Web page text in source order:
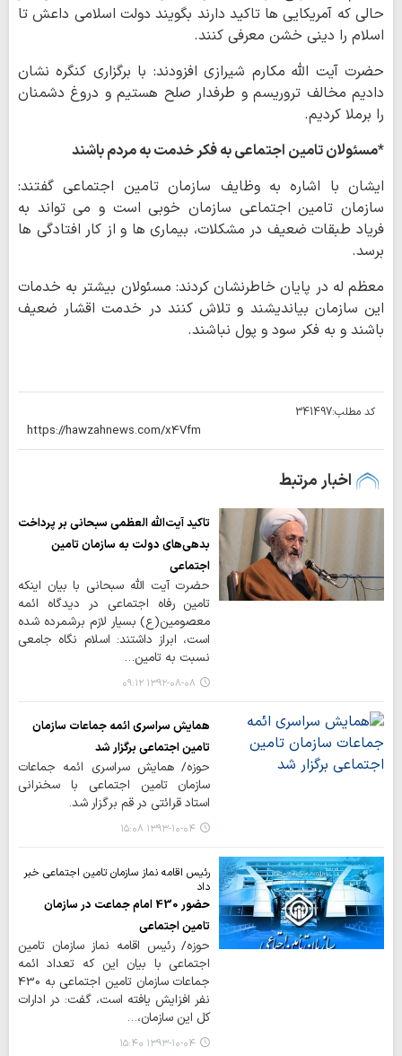
حالی که آمریکایی ها تاکید دارند بگویند دولت اسلامی داعش تا
اسلام را دینی خشن معرفی کنند.
حضرت آیت الله مکارم شیرازی افزودند: با برگزاری کنگره نشان
دادیم مخالف تروریسم و طرفدار صلح هستیم و دروغ دشمنان
را برملا کردیم.
*مسئولان تامین اجتماعی به فکر خدمت به مردم باشند
ایشان با اشاره به وظایف سازمان تامین اجتماعی گفتند:
سازمان تامین اجتماعی سازمان خوبی است و می تواند به
فریاد طبقات ضعیف در مشکلات، بیماری ها و از کار افتادگی ها
برسد.
معظم له در پایان خاطرنشان کردند: مسئولان بیشتر به خدمات
این سازمان بیاندیشند و تلاش کنند در خدمت اقشار ضعیف
باشند و به فکر سود و پول نباشند.
کد مطلب:341497
اخبار مرتبط
تاکید آیت‌الله العظمی سبحانی بر پرداخت
بدهی‌های دولت به سازمان تامین
اجتماعی
حضرت آیت الله سبحانی با بیان اینکه
تامین رفاه اجتماعی در دیدگاه ائمه
معصومین(ع) بسیار لازم برشمرده شده
است، ابراز داشتند: اسلام نگاه جامعی
نسبت به تامین…
۱۳۹۲-۰۸-۰۸ ۰۹:۱۲
همایش سراسری ائمه جماعات سازمان
تامین اجتماعی برگزار شد
حوزه/ همایش سراسری ائمه جماعات
سازمان تامین اجتماعی با سخنرانی
استاد قرائتی در قم برگزار شد.
۱۳۹۳-۱۰-۰۴ ۱۵:۰۸
رئیس اقامه نماز سازمان تامین اجتماعی خبر
داد
حضور 430 امام جماعت در سازمان
تامین اجتماعی
حوزه/ رئیس اقامه نماز سازمان تامین
اجتماعی با بیان این که تعداد ائمه
جماعات سازمان تامین اجتماعی به 430
نفر افزایش یافته است، گفت: در ادارات
کل این سازمان،…
۱۳۹۳-۱۰-۰۴ ۱۵:۴۰